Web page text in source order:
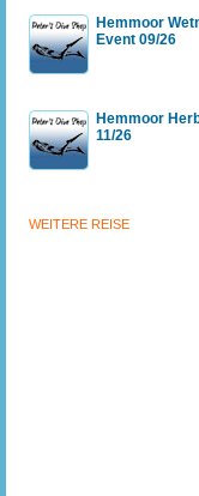
Hemmoor
Event 09/26
Hemmoor
11/26
WEITERE REISE